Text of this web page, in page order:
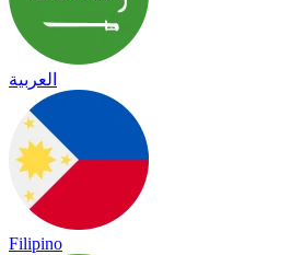
العربية
Filipino